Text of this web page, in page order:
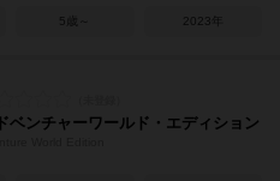
5歳～ 2023年
ベンチャーワールド・エディション